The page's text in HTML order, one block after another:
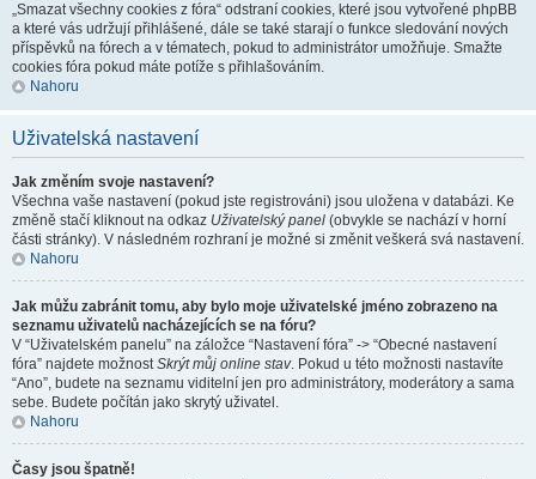
„Smazat všechny cookies z fóra“ odstraní cookies, které jsou vytvořené phpBB
a které vás udržují přihlášené, dále se také starají o funkce sledování nových
příspěvků na fórech a v tématech, pokud to administrátor umožňuje. Smažte
cookies fóra pokud máte potíže s přihlašováním.
Nahoru
Uživatelská nastavení
Jak změním svoje nastavení?
Všechna vaše nastavení (pokud jste registrováni) jsou uložena v databázi. Ke
změně stačí kliknout na odkaz Uživatelský panel (obvykle se nachází v horní
části stránky). V následném rozhraní je možné si změnit veškerá svá nastavení.
Nahoru
Jak můžu zabránit tomu, aby bylo moje uživatelské jméno zobrazeno na
seznamu uživatelů nacházejících se na fóru?
V “Uživatelském panelu” na záložce “Nastavení fóra” -> “Obecné nastavení
fóra” najdete možnostSkrýt můj online stav. Pokud u této možnosti nastavíte
“Ano”, budete na seznamu viditelní jen pro administrátory, moderátory a sama
sebe. Budete počítán jako skrytý uživatel.
Nahoru
Časy jsou špatně!